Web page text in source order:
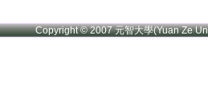
Copyright © 2007 元智大學(Yuan Ze